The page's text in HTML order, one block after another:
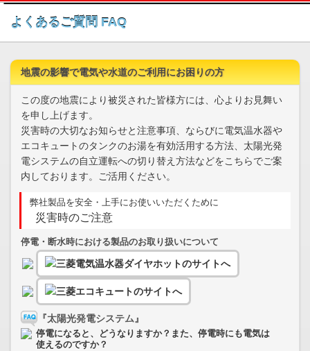
このページの本文へ
よくあるご質問 FAQ
地震の影響で電気や水道のご利用にお困りの方
この度の地震により被災された皆様方には、心よりお見舞い
を申し上げます。
災害時の大切なお知らせと注意事項、ならびに電気温水器や
エコキュートのタンクのお湯を有効活用する方法、太陽光発
電システムの自立運転への切り替え方法などをこちらでご案
内しております。ご活用ください。
弊社製品を安全・上手にお使いいただくために
災害時のご注意
停電・断水時における製品のお取り扱いについて
『太陽光発電システム』
停電になると、どうなりますか？また、停電時にも電気は
使えるのですか？